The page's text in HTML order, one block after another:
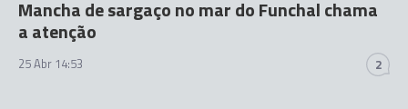
Mancha de sargaço no mar do Funchal chama
a atenção
25 Abr 14:53 2